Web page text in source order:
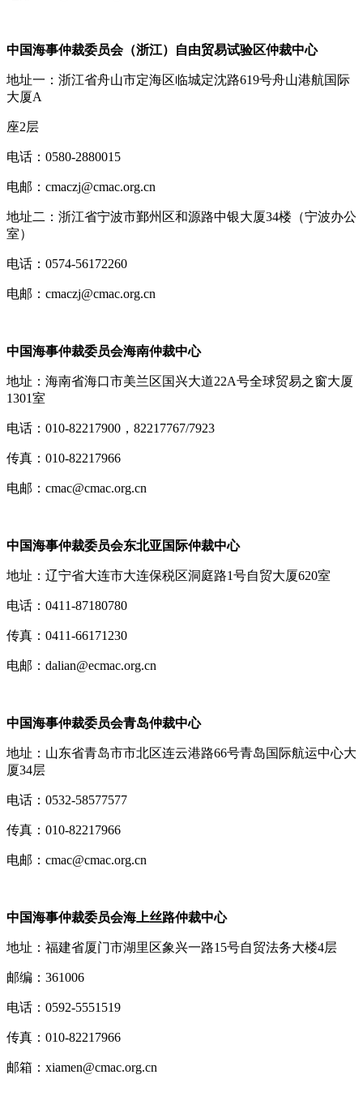
中国海事仲裁委员会（浙江）自由贸易试验区仲裁中心
地址一：浙江省舟山市定海区临城定沈路619号舟山港航国际
大厦A
座2层
电话：0580-2880015
电邮：cmaczj@cmac.org.cn
地址二：浙江省宁波市鄞州区和源路中银大厦34楼（宁波办公
室）
电话：0574-56172260
电邮：cmaczj@cmac.org.cn
中国海事仲裁委员会海南仲裁中心
地址：海南省海口市美兰区国兴大道22A号全球贸易之窗大厦
1301室
电话：010-82217900，82217767/7923
传真：010-82217966
电邮：cmac@cmac.org.cn
中国海事仲裁委员会东北亚国际仲裁中心
地址：辽宁省大连市大连保税区洞庭路1号自贸大厦620室
电话：0411-87180780
传真：0411-66171230
电邮：dalian@ecmac.org.cn
中国海事仲裁委员会青岛仲裁中心
地址：山东省青岛市市北区连云港路66号青岛国际航运中心大
厦34层
电话：0532-58577577
传真：010-82217966
电邮：cmac@cmac.org.cn
中国海事仲裁委员会海上丝路仲裁中心
地址：福建省厦门市湖里区象兴一路15号自贸法务大楼4层
邮编：361006
电话：0592-5551519
传真：010-82217966
邮箱：xiamen@cmac.org.cn